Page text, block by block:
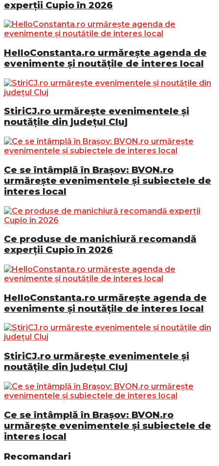
experții Cupio în 2026
HelloConstanta.ro urmărește agenda de
evenimente și noutățile de interes local
StiriCJ.ro urmărește evenimentele și
noutățile din județul Cluj
Ce se întâmplă în Brașov: BVON.ro
urmărește evenimentele și subiectele de
interes local
Ce produse de manichiură recomandă
experții Cupio în 2026
HelloConstanta.ro urmărește agenda de
evenimente și noutățile de interes local
StiriCJ.ro urmărește evenimentele și
noutățile din județul Cluj
Ce se întâmplă în Brașov: BVON.ro
urmărește evenimentele și subiectele de
interes local
Recomandari